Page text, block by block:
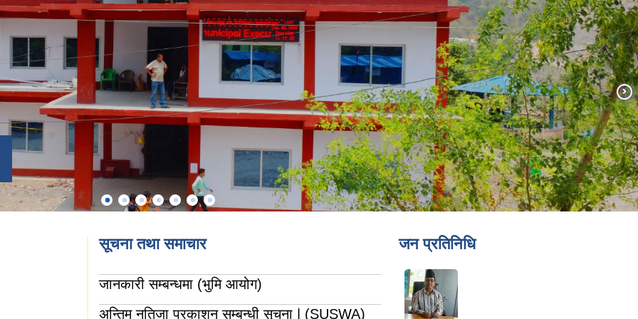
सूचना तथा समाचार
जानकारी सम्बन्धमा (भुमि आयोग)
अन्तिम नतिजा प्रकाशन सम्बन्धी सूचना | (SUSWA)
जन प्रतिनिधि